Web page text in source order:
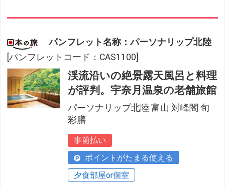
パンフレット名称：パーソナリップ北陸
[パンフレットコード：CAS1100]
渓流沿いの絶景露天風呂と料理
が評判。宇奈月温泉の老舗旅館
パーソナリップ北陸 富山 対峰閣 旬
彩膳
事前払い
ポイントがたまる使える
夕食部屋or個室